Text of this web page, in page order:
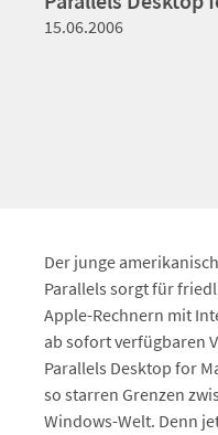
15.06.2006
Der junge
Parallels sorgt für
Apple-Rechnern mit
ab sofort verfügbaren
Parallels Desktop for
so starren Grenzen
Windows-Welt. Denn